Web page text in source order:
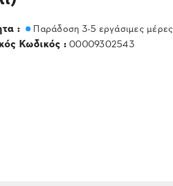
: Παράδοση 3-5 εργάσιμες μέρες
Κωδικός : 00009302543